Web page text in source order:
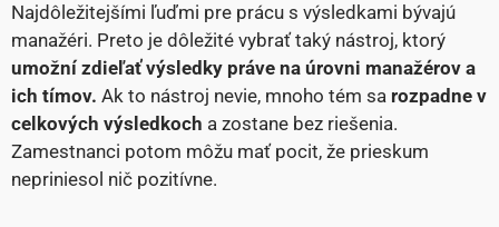
Najdôležitejšími ľuďmi pre prácu s výsledkami bývajú
manažéri. Preto je dôležité vybrať taký nástroj, ktorý
umožní zdieľať výsledky práve na úrovni manažérov a
ich tímov. Ak to nástroj nevie, mnoho tém sa rozpadne v
celkových výsledkoch a zostane bez riešenia.
Zamestnanci potom môžu mať pocit, že prieskum
nepriniesol nič pozitívne.